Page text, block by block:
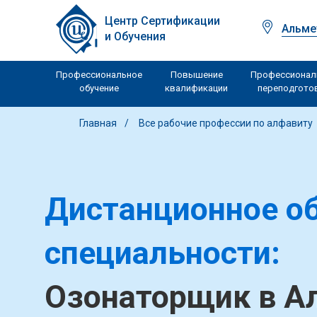
Центр Сертификации
и Обучения
Профессиональное
обучение
Повышение
квалификации
Главная Все рабочие профессии по алфавиту
Дистанционное
специальности:
Озонаторщик в